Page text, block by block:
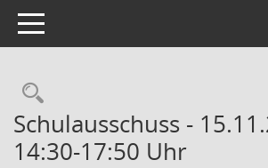
Toggle navigation
Rechercheauswahl
Schulausschuss -
14:30-17:50 Uhr